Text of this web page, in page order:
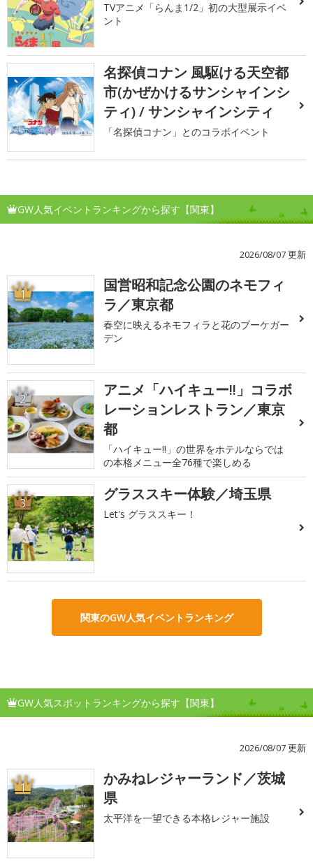
TVアニメ「らんま1/2」初の大型展示イベ
ント
名探偵コナン 風駆ける天空都
市(かぜかけるサンシャインシ
ティ) / サンシャインシティ
「名探偵コナン」とのコラボイベント
GW人気イベントランキングから探す【関東】
2026/08/07 更新
1
国営昭和記念公園のネモフィ
ラ／東京都
春空に映えるネモフィラと花のブーケガー
デン
2
アニメ「ハイキュー!!」コラボ
レーションレストラン／東京
都
「ハイキュー!!」の世界をホテルならでは
の本格メニュー全76種で楽しめる
3 グラススキー体験／埼玉県
Let's グラススキー！
関東のGW人気イベントランキング
GW人気スポットランキングから探す【関東】
2026/08/07 更新
1
かみねレジャーランド／茨城
県
太平洋を一望できる本格レジャー施設